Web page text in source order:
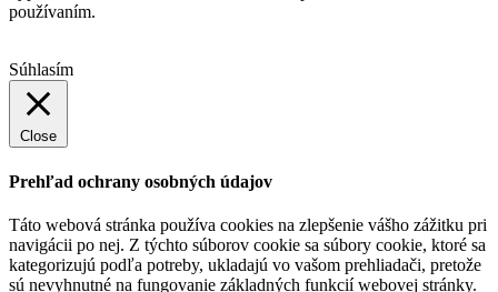
používaním.
Súhlasím
Close
Prehľad ochrany osobných údajov
Táto webová stránka používa cookies na zlepšenie vášho zážitku pri
navigácii po nej. Z týchto súborov cookie sa súbory cookie, ktoré sa
kategorizujú podľa potreby, ukladajú vo vašom prehliadači, pretože
sú nevyhnutné na fungovanie základných funkcií webovej stránky.